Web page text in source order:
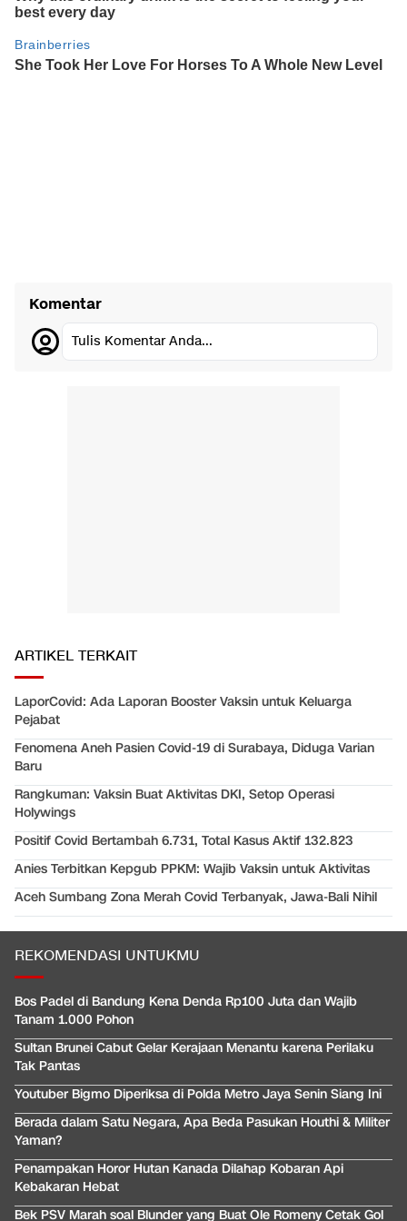
Komentar
Tulis Komentar Anda...
ARTIKEL TERKAIT
LaporCovid: Ada Laporan Booster Vaksin untuk Keluarga
Pejabat
Fenomena Aneh Pasien Covid-19 di Surabaya, Diduga Varian
Baru
Rangkuman: Vaksin Buat Aktivitas DKI, Setop Operasi
Holywings
Positif Covid Bertambah 6.731, Total Kasus Aktif 132.823
Anies Terbitkan Kepgub PPKM: Wajib Vaksin untuk Aktivitas
Aceh Sumbang Zona Merah Covid Terbanyak, Jawa-Bali Nihil
REKOMENDASI UNTUKMU
Bos Padel di Bandung Kena Denda Rp100 Juta dan Wajib
Tanam 1.000 Pohon
Sultan Brunei Cabut Gelar Kerajaan Menantu karena Perilaku
Tak Pantas
Youtuber Bigmo Diperiksa di Polda Metro Jaya Senin Siang Ini
Berada dalam Satu Negara, Apa Beda Pasukan Houthi & Militer
Yaman?
Penampakan Horor Hutan Kanada Dilahap Kobaran Api
Kebakaran Hebat
Bek PSV Marah soal Blunder yang Buat Ole Romeny Cetak Gol